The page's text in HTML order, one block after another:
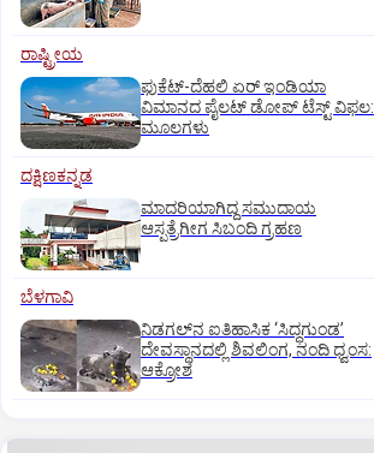
ರಾಷ್ಟ್ರೀಯ
ಫುಕೆಟ್‌-ದೆಹಲಿ ಏರ್‌ ಇಂಡಿಯಾ
ವಿಮಾನದ ಪೈಲಟ್‌ ಡೋಪ್‌ ಟೆಸ್ಟ್‌ ವಿಫಲ:
ಮೂಲಗಳು
ದಕ್ಷಿಣಕನ್ನಡ
ಮಾದರಿಯಾಗಿದ್ದ ಸಮುದಾಯ
ಆಸ್ಪತ್ರೆಗೀಗ ಸಿಬಂದಿ ಗ್ರಹಣ
ಬೆಳಗಾವಿ
ನಿಡಗಲ್‌ನ ಐತಿಹಾಸಿಕ ‘ಸಿದ್ಧಗುಂಡ’
ದೇವಸ್ಥಾನದಲ್ಲಿ ಶಿವಲಿಂಗ, ನಂದಿ ಧ್ವಂಸ:
ಆಕ್ರೋಶ